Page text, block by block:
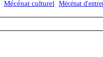
Mécénat culturel Mécénat